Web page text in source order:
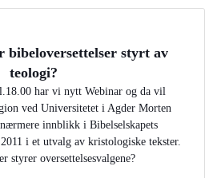
bibeloversettelser styrt av
teologi?
har vi nytt Webinar og da vil
ved Universitetet i Agder Morten
innblikk i Bibelselskapets
i et utvalg av kristologiske tekster.
styrer oversettelsesvalgene?